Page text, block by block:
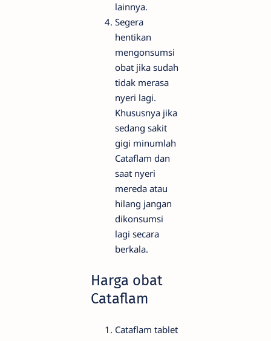
lainnya.
Segera
hentikan
mengonsumsi
obat jika sudah
tidak merasa
nyeri lagi.
Khususnya jika
sedang sakit
gigi minumlah
Cataflam dan
saat nyeri
mereda atau
hilang jangan
dikonsumsi
lagi secara
berkala.
Harga obat
Cataflam
Cataflam tablet